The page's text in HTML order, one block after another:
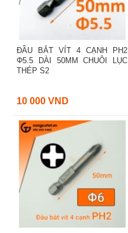
ĐẦU BẮT VÍT 4 CẠNH PH2
Φ5.5 DÀI 50MM CHUÔI LỤC
THÉP S2
10 000 VND